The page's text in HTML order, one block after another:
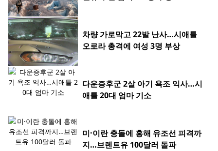
차량 가로막고 22발 난사…시애틀
오로라 총격에 여성 3명 부상
다운증후군 2살 아기 욕조 익사…시
애틀 20대 엄마 기소
미·이란 충돌에 홍해 유조선 피격까
지…브렌트유 100달러 돌파